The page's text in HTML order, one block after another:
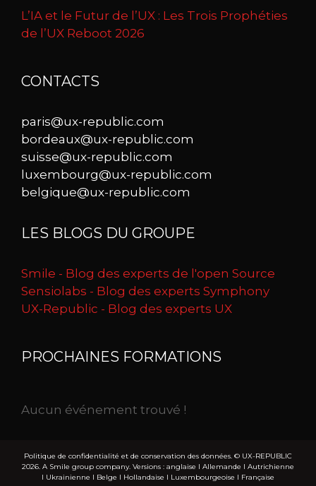
L’IA et le Futur de l’UX : Les Trois Prophéties
de l’UX Reboot 2026
CONTACTS
paris@ux-republic.com
bordeaux@ux-republic.com
suisse@ux-republic.com
luxembourg@ux-republic.com
belgique@ux-republic.com
LES BLOGS DU GROUPE
Smile - Blog des experts de l'open Source
Sensiolabs - Blog des experts Symphony
UX-Republic - Blog des experts UX
PROCHAINES FORMATIONS
Aucun événement trouvé !
Politique de confidentialité et de conservation des données. © UX-REPUBLIC
2026. A Smile group company. Versions : anglaise I Allemande I Autrichienne
I Ukrainienne I Belge I Hollandaise I Luxembourgeoise I Française